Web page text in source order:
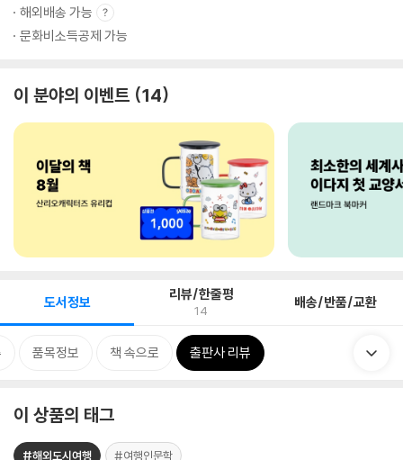
해외배송 가능
문화비소득공제 가능
이 분야의 이벤트 14
도서정보 리뷰/한줄평
14 배송/반품/교환
품목정보 책 속으로 출판사 리뷰
이 상품의 태그
#해외도시여행 #여행인문학